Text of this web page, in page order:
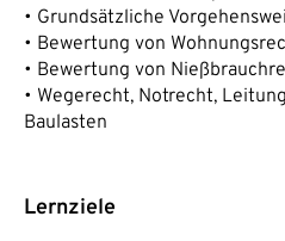
• Grundsätzliche
• Bewertung von
• Bewertung von
• Wegerecht, Notrecht,
Baulasten
Lernziele